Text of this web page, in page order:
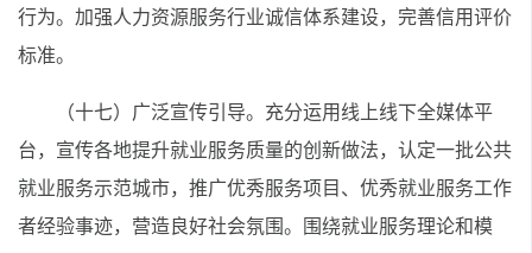
行为。加强人力资源服务行业诚信体系建设，完善信用评价
标准。
（十七）广泛宣传引导。充分运用线上线下全媒体平
台，宣传各地提升就业服务质量的创新做法，认定一批公共
就业服务示范城市，推广优秀服务项目、优秀就业服务工作
者经验事迹，营造良好社会氛围。围绕就业服务理论和模